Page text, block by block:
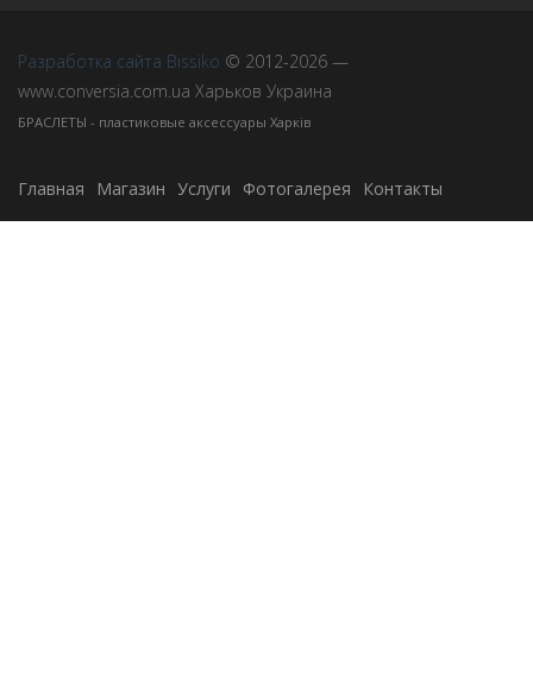
Разработка сайта Bissiko © 2012-2026 —
www.conversia.com.ua Харьков Украина
БРАСЛЕТЫ - пластиковые аксессуары Харків
Главная Магазин Услуги Фотогалерея Контакты